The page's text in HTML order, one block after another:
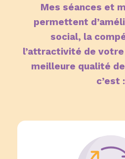
Mes séances et
permettent
social, la
l’attractivité de
meilleure qualité
c’est :